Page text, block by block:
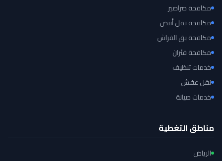
مكافحة صراصير
مكافحة نمل أبيض
مكافحة بق الفراش
مكافحة فئران
خدمات تنظيف
نقل عفش
خدمات صيانة
مناطق التغطية
الرياض